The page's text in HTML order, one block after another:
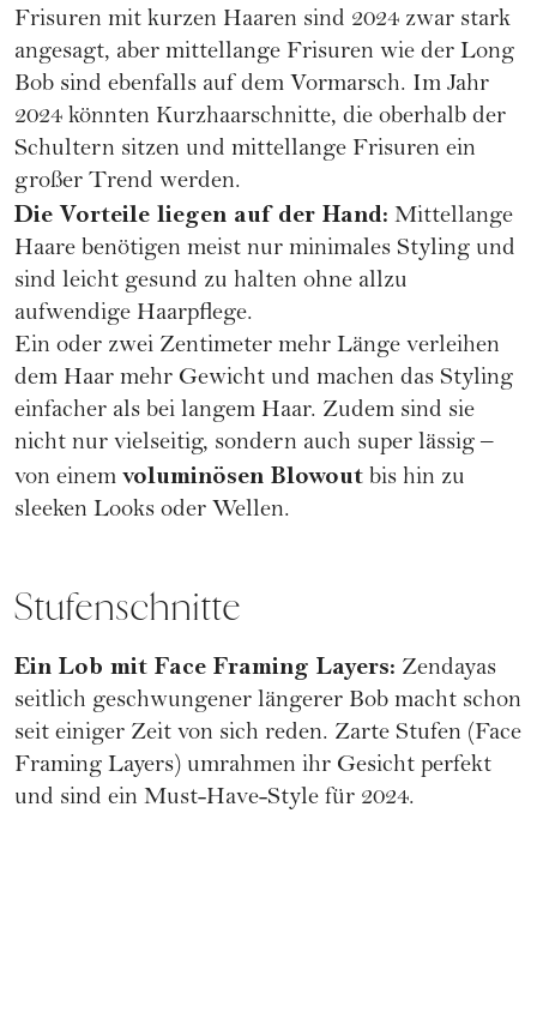
Frisuren mit kurzen Haaren sind 2024 zwar stark
angesagt, aber mittellange Frisuren wie der Long
Bob sind ebenfalls auf dem Vormarsch. Im Jahr
2024 könnten Kurzhaarschnitte, die oberhalb der
Schultern sitzen und mittellange Frisuren ein
großer Trend werden.
Die Vorteile liegen auf der Hand: Mittellange
Haare benötigen meist nur minimales Styling und
sind leicht gesund zu halten ohne allzu
aufwendige Haarpflege.
Ein oder zwei Zentimeter mehr Länge verleihen
dem Haar mehr Gewicht und machen das Styling
einfacher als bei langem Haar. Zudem sind sie
nicht nur vielseitig, sondern auch super lässig –
von einem voluminösen Blowout bis hin zu
sleeken Looks oder Wellen.
Stufenschnitte
Ein Lob mit Face Framing Layers: Zendayas
seitlich geschwungener längerer Bob macht schon
seit einiger Zeit von sich reden. Zarte Stufen (Face
Framing Layers) umrahmen ihr Gesicht perfekt
und sind ein Must-Have-Style für 2024.